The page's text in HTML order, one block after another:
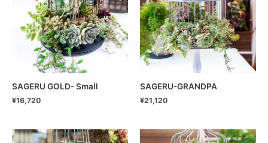
SAGERU GOLD- Small
¥16,720
SAGERU-GRANDPA
¥21,120